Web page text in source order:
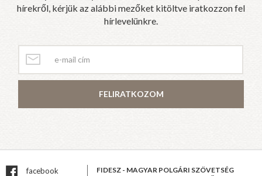
hírekről, kérjük az alábbi mezőket kitöltve iratkozzon fel
hírlevelünkre.
FELIRATKOZOM
facebook
FIDESZ - MAGYAR POLGÁRI SZÖVETSÉG